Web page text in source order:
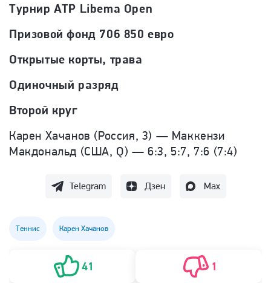
Турнир ATP Libema Open
Призовой фонд 706 850 евро
Открытые корты, трава
Одиночный разряд
Второй круг
Карен Хачанов (Россия, 3) — Маккензи
Макдональд (США, Q) — 6:3, 5:7, 7:6 (7:4)
Telegram Дзен Max
Теннис Карен Хачанов
41 1